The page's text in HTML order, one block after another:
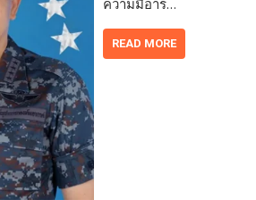
READ MORE